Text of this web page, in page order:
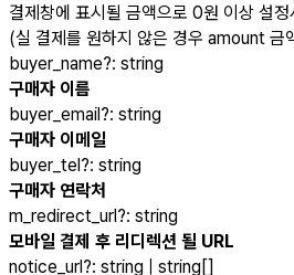
결제창에 표시될 금액으로 0원 이상 설
(실 결제를 원하지 않은 경우 amount 금
buyer_name?: string
구매자 이름
buyer_email?: string
구매자 이메일
buyer_tel?: string
구매자 연락처
m_redirect_url?: string
모바일 결제 후 리디렉션 될 URL
notice_url?: string | string[]